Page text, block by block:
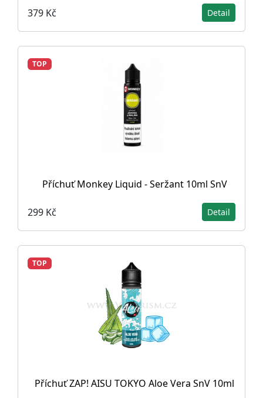
379 Kč Detail
TOP
Příchuť Monkey Liquid - Seržant 10ml SnV
299 Kč Detail
TOP
Příchuť ZAP! AISU TOKYO Aloe Vera SnV 10ml